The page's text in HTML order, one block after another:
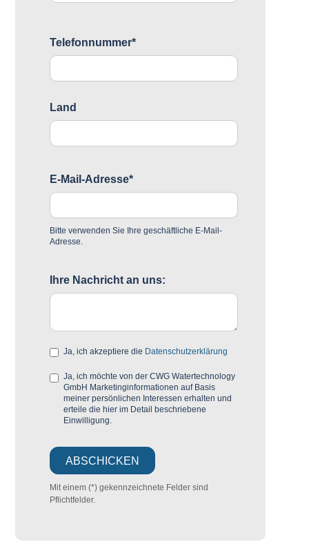
Telefonnummer*
Land
E-Mail-Adresse*
Bitte verwenden Sie Ihre geschäftliche E-Mail-
Adresse.
Ihre Nachricht an uns:
Ja, ich akzeptiere die Datenschutzerklärung
Ja, ich möchte von der CWG Watertechnology
GmbH Marketinginformationen auf Basis
meiner persönlichen Interessen erhalten und
erteile die hier im Detail beschriebene
Einwilligung.
Mit einem (*) gekennzeichnete Felder sind
Pflichtfelder.